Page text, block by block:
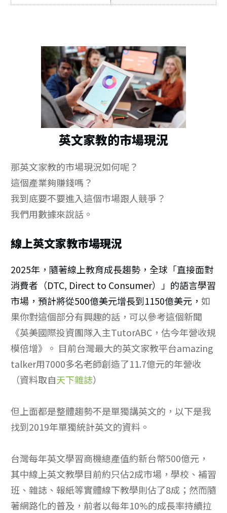
英文家教的市場現況
那英文家教的市場現況如何呢？
這個產業夠賺錢嗎？
我到底要不要進入這個市場跟人競爭？
我們用數據來說話。
線上英文家教市場現況
2025年，隨著線上教育成長趨勢，全球「直接面對
消費者（DTC, Direct to Consumer）」的語言學習
市場，預計將從500億美元增長到1150億美元 ， 如
果你對這個部分有興趣的話，可以參考這個新聞
《英美國際投資團隊入主TutorABC，估今年營收規
模倍增》。 目前台灣最大的英文家教平台amazing
talker用7000多名老師創造了11.7億元的年營收
（資料取自天下雜誌）
但上面都是整體趨勢不是單獨講英文的，以下是我
找到2019年單獨統計英文的資料。
台灣每年英文學習商機總產值約新台幣500億元，
其中線上英文教學目前約只佔2成市場，學校、補習
班、雜誌、報紙等實體線下教學則佔了8成；然而隨
著網路化的普及，前者以每年10%的成長率持續拉